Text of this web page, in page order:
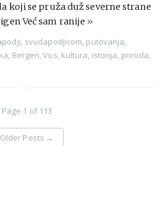
koji se pruža duž severne strane
Već sam ranije »
svudapodjicom putovanja
Bergen ,Vos kultura istorija priroda
Page 1 of 113
Older Posts →